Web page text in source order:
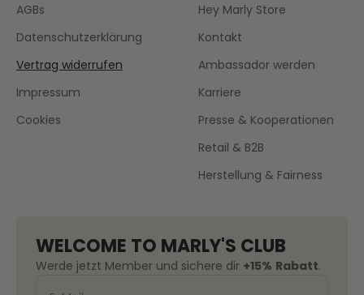
AGBs
Datenschutzerklärung
Vertrag widerrufen
Impressum
Cookies
Hey Marly Store
Kontakt
Ambassador werden
Karriere
Presse & Kooperationen
Retail & B2B
Herstellung & Fairness
WELCOME TO MARLY'S CLUB
Werde jetzt Member und sichere dir +15% Rabatt.